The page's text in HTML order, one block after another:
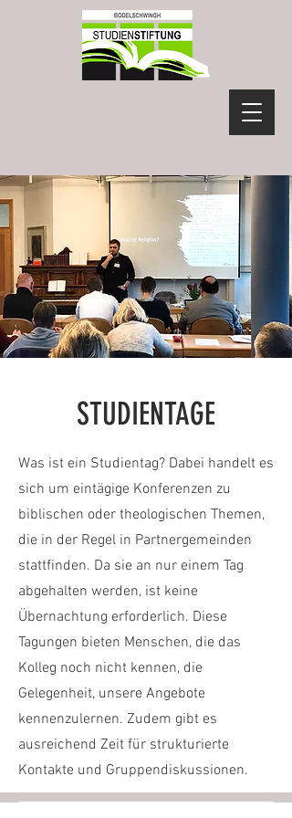
STUDIENTAGE
Was ist ein Studientag? Dabei handelt es
sich um eintägige Konferenzen zu
biblischen oder theologischen Themen,
die in der Regel in Partnergemeinden
stattfinden. Da sie an nur einem Tag
abgehalten werden, ist keine
Übernachtung erforderlich. Diese
Tagungen bieten Menschen, die das
Kolleg noch nicht kennen, die
Gelegenheit, unsere Angebote
kennenzulernen. Zudem gibt es
ausreichend Zeit für strukturierte
Kontakte und Gruppendiskussionen.